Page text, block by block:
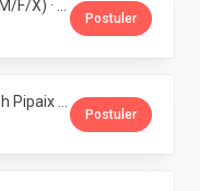
Postuler
Postuler